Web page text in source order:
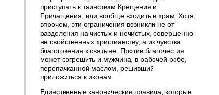
приступать к таинствам Крещения и
Причащения, или вообще входить в храм. Хотя,
впрочем, эти ограничения возникли не от
разделения на чистых и нечистых, совершенно
не свойственных христианству, а из чувства
благоговения к святыне. Против благочестия
может согрешить и мужчина, в рабочей робе,
перепачканной маслом, решивший
приложиться к иконам.
Единственные канонические правила, которые